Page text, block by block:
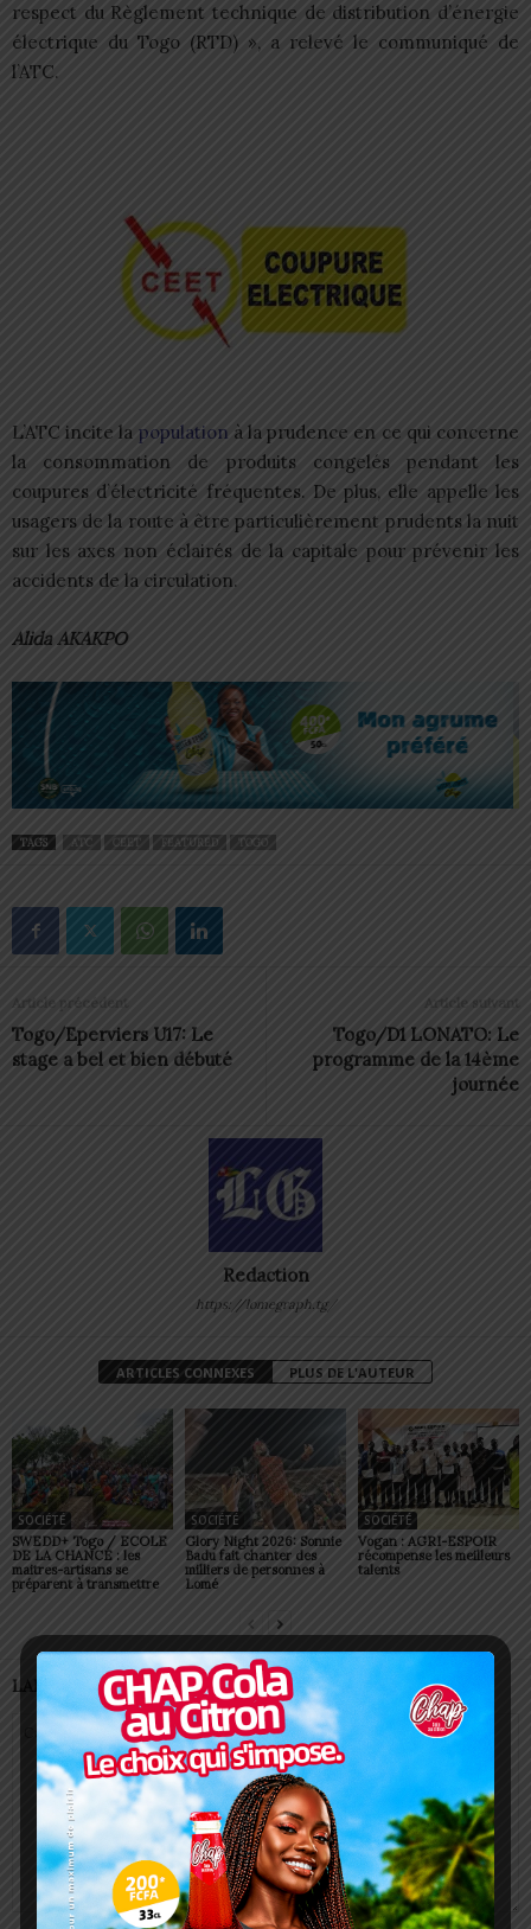
respect du Règlement technique de distribution d’énergie
électrique du Togo (RTD) », a relevé le communiqué de
l’ATC.
L’ATC incite la population à la prudence en ce qui concerne
la consommation de produits congelés pendant les
coupures d’électricité fréquentes. De plus, elle appelle les
usagers de la route à être particulièrement prudents la nuit
sur les axes non éclairés de la capitale pour prévenir les
accidents de la circulation.
Alida AKAKPO
TAGS ATC CEET FEATURED TOGO
Article précédent
Togo/Eperviers U17: Le
stage a bel et bien débuté
Article suivant
Togo/D1 LONATO: Le
programme de la 14ème
journée
Redaction
https://lomegraph.tg/
ARTICLES CONNEXES PLUS DE L'AUTEUR
SOCIÉTÉ
SWEDD+ Togo / ECOLE
DE LA CHANCE : les
maitres-artisans se
préparent à transmettre
SOCIÉTÉ
Glory Night 2026: Sonnie
Badu fait chanter des
milliers de personnes à
Lomé
SOCIÉTÉ
Vogan : AGRI-ESPOIR
récompense les meilleurs
talents
LAISSER UN COMMENTAIRE